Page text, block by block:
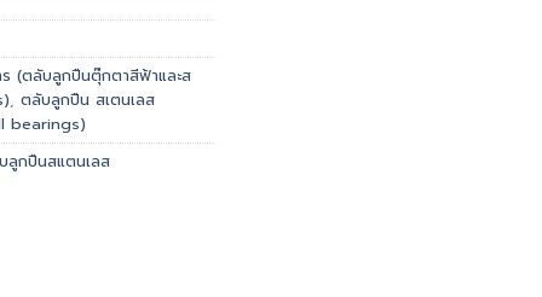
(ตลับลูกปืนตุ๊กตาสีฟ้าและส
ตลับลูกปืน สเตนเลส
bearings)
ลูกปืนสแตนเลส